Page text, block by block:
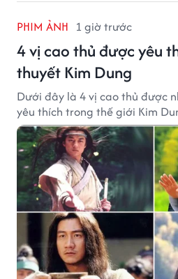
PHIM ẢNH 1 giờ trước
4 vị cao thủ được yêu
thuyết Kim Dung
Dưới đây là 4 vị cao thủ được
yêu thích trong thế giới Kim